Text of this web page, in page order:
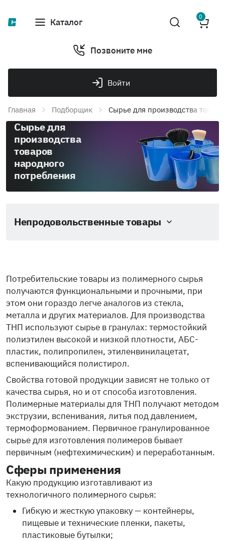
Каталог 0
Позвоните мне
Войти
Главная Подборщик Сырье для производства
Сырье для
производства
товаров
народного
потребления
Непродовольственные товары
Потребительские товары из полимерного сырья
получаются функциональными и прочными, при
этом они гораздо легче аналогов из стекла,
металла и других материалов. Для производства
ТНП используют сырье в гранулах: термостойкий
полиэтилен высокой и низкой плотности, АБС-
пластик, полипропилен, этиленвинилацетат,
вспенивающийся полистирол.
Свойства готовой продукции зависят не только от
качества сырья, но и от способа изготовления.
Полимерные материалы для ТНП получают методом
экструзии, вспенивания, литья под давлением,
термоформованием. Первичное гранулированное
сырье для изготовления полимеров бывает
первичным (нефтехимическим) и переработанным.
Сферы применения
Какую продукцию изготавливают из
технологичного полимерного сырья:
Гибкую и жесткую упаковку — контейнеры,
пищевые и технические пленки, пакеты,
пластиковые бутылки;